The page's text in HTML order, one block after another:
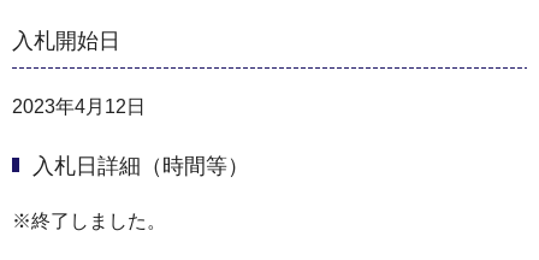
入札開始日
2023年4月12日
入札日詳細（時間等）
※終了しました。